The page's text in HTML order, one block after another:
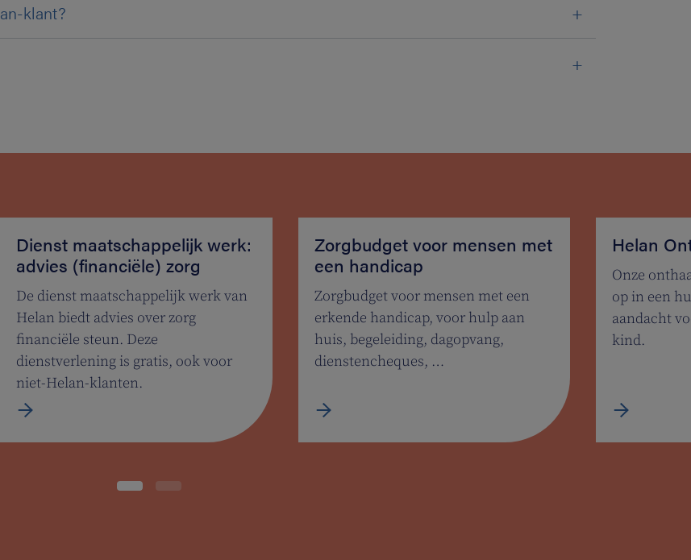
klant?
Dienst maatschappelijk werk:
advies (financiële) zorg
De dienst maatschappelijk werk van
Helan biedt advies over zorg
financiële steun. Deze
dienstverlening is gratis, ook voor
niet-Helan-klanten.
Zorgbudget voor mensen met
een handicap
Zorgbudget voor mensen met een
erkende handicap, voor hulp aan
huis, begeleiding, dagopvang,
dienstencheques, …
Helan
Onze
op in een
aandacht
kind.